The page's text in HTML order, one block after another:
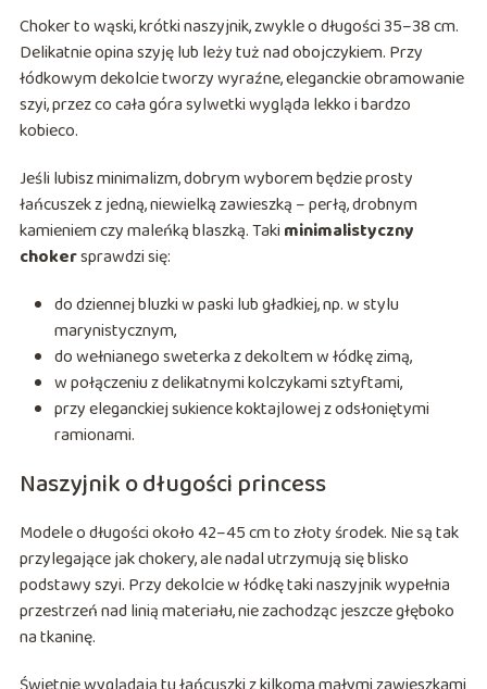
Choker to wąski, krótki naszyjnik, zwykle o długości 35–38 cm.
Delikatnie opina szyję lub leży tuż nad obojczykiem. Przy
łódkowym dekolcie tworzy wyraźne, eleganckie obramowanie
szyi, przez co cała góra sylwetki wygląda lekko i bardzo
kobieco.
Jeśli lubisz minimalizm, dobrym wyborem będzie prosty
łańcuszek z jedną, niewielką zawieszką – perłą, drobnym
kamieniem czy maleńką blaszką. Taki minimalistyczny
chokersprawdzi się:
do dziennej bluzki w paski lub gładkiej, np. w stylu
marynistycznym,
do wełnianego sweterka z dekoltem w łódkę zimą,
w połączeniu z delikatnymi kolczykami sztyftami,
przy eleganckiej sukience koktajlowej z odsłoniętymi
ramionami.
Naszyjnik o długości princess
Modele o długości około 42–45 cm to złoty środek. Nie są tak
przylegające jak chokery, ale nadal utrzymują się blisko
podstawy szyi. Przy dekolcie w łódkę taki naszyjnik wypełnia
przestrzeń nad linią materiału, nie zachodząc jeszcze głęboko
na tkaninę.